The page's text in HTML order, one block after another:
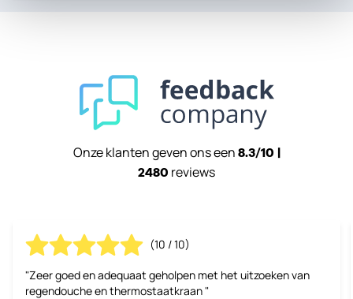
Onze klanten geven ons een 8.3/10 |
2480 reviews
(10 / 10)
"Zeer goed en adequaat geholpen met het uitzoeken van
regendouche en thermostaatkraan "